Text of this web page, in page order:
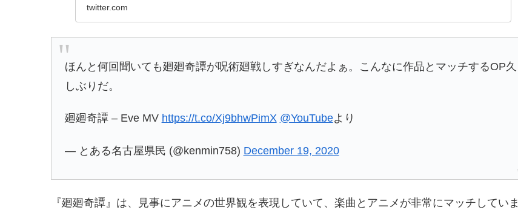
twitter.com
ほんと何回聞いても廻廻奇譚が呪術廻戦しすぎなんだよぁ。こんなに作品とマッチするOP久
しぶりだ。
廻廻奇譚 – Eve MV https://t.co/Xj9bhwPimX @YouTubeより
— とある名古屋県民 (@kenmin758) December 19, 2020
『廻廻奇譚』は、見事にアニメの世界観を表現していて、楽曲とアニメが非常にマッチしていま